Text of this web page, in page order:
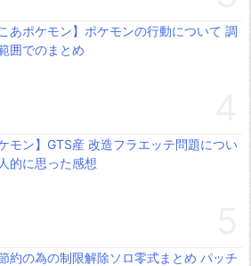
こあポケモン】ポケモンの行動について 調
囲でのまとめ
ケモン】GTS産 改造フラエッテ問題につい
的に思った感想
約の為の制限解除ソロ零式まとめ パッチ